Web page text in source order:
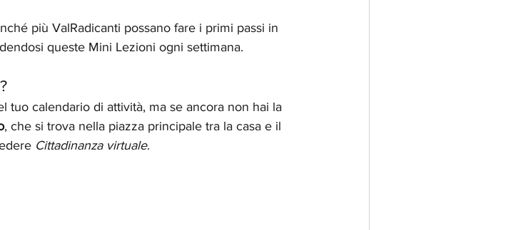
più ValRadicanti possano fare i primi passi in
queste Mini Lezioni ogni settimana.
tuo calendario di attività, ma se ancora non hai la
, che si trova nella piazza principale tra la casa e il
Cittadinanza virtuale.